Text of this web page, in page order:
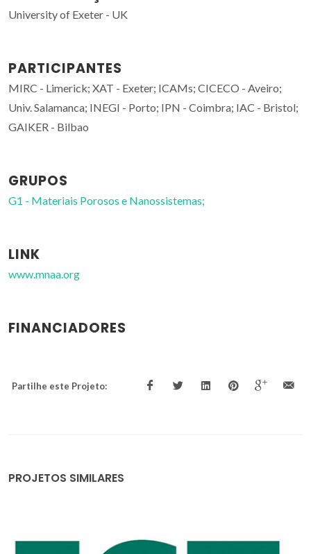
University of Exeter - UK
PARTICIPANTES
MIRC - Limerick; XAT - Exeter; ICAMs; CICECO - Aveiro;
Univ. Salamanca; INEGI - Porto; IPN - Coimbra; IAC - Bristol;
GAIKER - Bilbao
GRUPOS
G1 - Materiais Porosos e Nanossistemas;
LINK
www.mnaa.org
FINANCIADORES
Partilhe este Projeto:
PROJETOS SIMILARES